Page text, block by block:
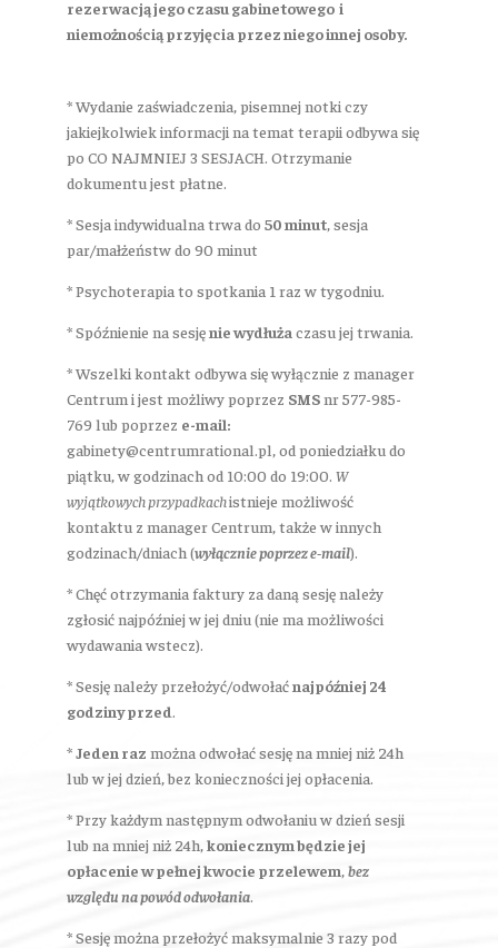
rezerwacją jego czasu gabinetowego i
niemożnością przyjęcia przez niego innej osoby.
* Wydanie zaświadczenia, pisemnej notki czy
jakiejkolwiek informacji na temat terapii odbywa się
po CO NAJMNIEJ 3 SESJACH. Otrzymanie
dokumentu jest płatne.
* Sesja indywidualna trwa do 50 minut, sesja
par/małżeństw do 90 minut
* Psychoterapia to spotkania 1 raz w tygodniu.
* Spóźnienie na sesjęnie wydłuża czasu jej trwania.
* Wszelki kontakt odbywa się wyłącznie z manager
Centrum i jest możliwy poprzez SMSnr 577-985-
769 lub poprzez e-mail:
gabinety@centrumrational.pl, od poniedziałku do
piątku, w godzinach od 10:00 do 19:00. W
wyjątkowych przypadkachistnieje możliwość
kontaktu z manager Centrum, także w innych
godzinach/dniach (wyłącznie poprzez e-mail).
* Chęć otrzymania faktury za daną sesję należy
zgłosić najpóźniej w jej dniu (nie ma możliwości
wydawania wstecz).
* Sesję należy przełożyć/odwołaćnajpóźniej 24
godziny przed.
*Jeden raz można odwołać sesję na mniej niż 24h
lub w jej dzień, bez konieczności jej opłacenia.
* Przy każdym następnym odwołaniu w dzień sesji
lub na mniej niż 24h,koniecznym będzie jej
opłacenie w pełnej kwocie przelewem,bez
względu na powód odwołania.
* Sesję można przełożyć maksymalnie 3 razy pod